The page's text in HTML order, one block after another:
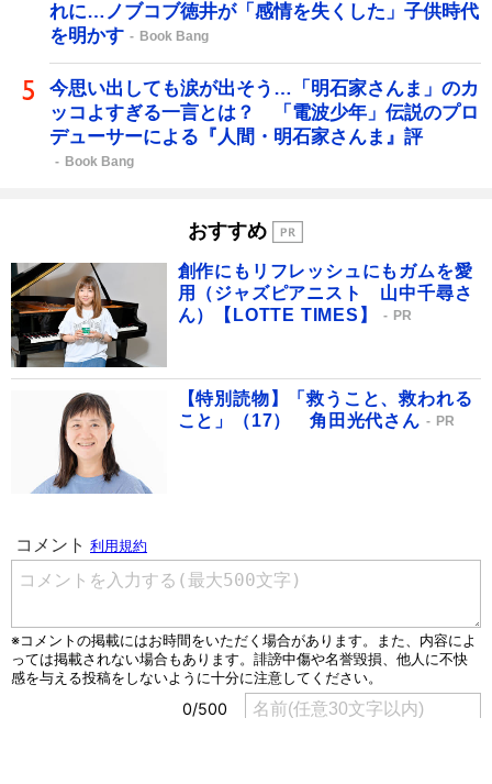
れに…ノブコブ徳井が「感情を失くした」子供時代
を明かす
Book Bang
今思い出しても涙が出そう…「明石家さんま」のカ
ッコよすぎる一言とは？ 「電波少年」伝説のプロ
デューサーによる『人間・明石家さんま』評
Book Bang
おすすめ
創作にもリフレッシュにもガムを愛
用（ジャズピアニスト 山中千尋さ
ん）【LOTTE TIMES】
PR
【特別読物】「救うこと、救われる
こと」（17） 角田光代さん
PR